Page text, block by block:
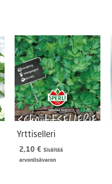
Yrttiselleri
2,10 € Sisältää
arvonlisäveron